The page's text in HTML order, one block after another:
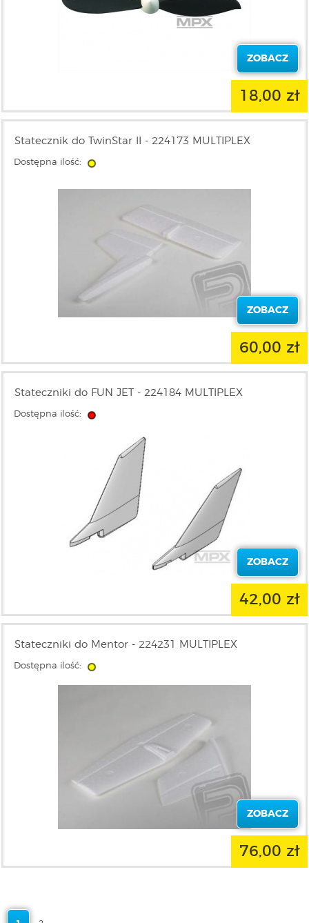
ZOBACZ
18,00 zł
Statecznik do TwinStar II - 224173 MULTIPLEX
Dostępna ilość:
ZOBACZ
60,00 zł
Stateczniki do FUN JET - 224184 MULTIPLEX
Dostępna ilość:
ZOBACZ
42,00 zł
Stateczniki do Mentor - 224231 MULTIPLEX
Dostępna ilość:
ZOBACZ
76,00 zł